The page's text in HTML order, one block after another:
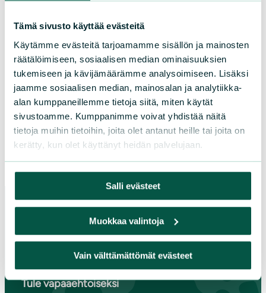
Tämä sivusto käyttää evästeitä
Käytämme evästeitä tarjoamamme sisällön ja mainosten
räätälöimiseen, sosiaalisen median ominaisuuksien
tukemiseen ja kävijämäärämme analysoimiseen. Lisäksi
jaamme sosiaalisen median, mainosalan ja analytiikka-
alan kumppaneillemme tietoja siitä, miten käytät
sivustoamme. Kumppanimme voivat yhdistää näitä
tietoja muihin tietoihin, joita olet antanut heille tai joita on
kerätty, kun olet käyttänyt heidän palvelujaan.
Salli evästeet
Muokkaa valintoja
Vain välttämättömät evästeet
keski-suomi@sll.fi
Yliopistonkatu 30C, 40100 Jyväskylä
Lisää yhteystietoja
Facebook
Paikallistoiminta
Osallistu tapahtumaan
Tule vapaaehtoiseksi